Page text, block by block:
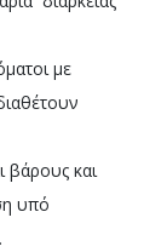
με
βάρους και
υπό